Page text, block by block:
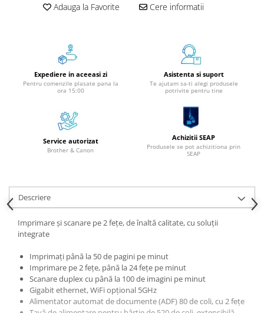
Clipboard-uri
Accesorii pentru Arhivare
Articole Ambalare
Elastice bani
Magneți
Sfoară
Rechizite Școlare
Penare
Instrumente de Scris și Desen
Accesorii pentru Pictură
Caiete
Adauga la Favorite Cere informatii
Expediere in aceeasi zi
Pentru comenzile plasate pana la
ora 15:00
Asistenta si suport
Te ajutam sa-ti alegi produsele
potrivite pentru tine
Service autorizat
Brother & Canon
Achizitii SEAP
Produsele se pot achizitiona prin
SEAP
Descriere
Imprimare și scanare pe 2 fețe, de înaltă calitate, cu soluții
integrate
Imprimați până la 50 de pagini pe minut
Imprimare pe 2 fețe, până la 24 fețe pe minut
Scanare duplex cu până la 100 de imagini pe minut
Gigabit ethernet, WiFi opțional 5GHz
Alimentator automat de documente (ADF) 80 de coli, cu 2 fețe